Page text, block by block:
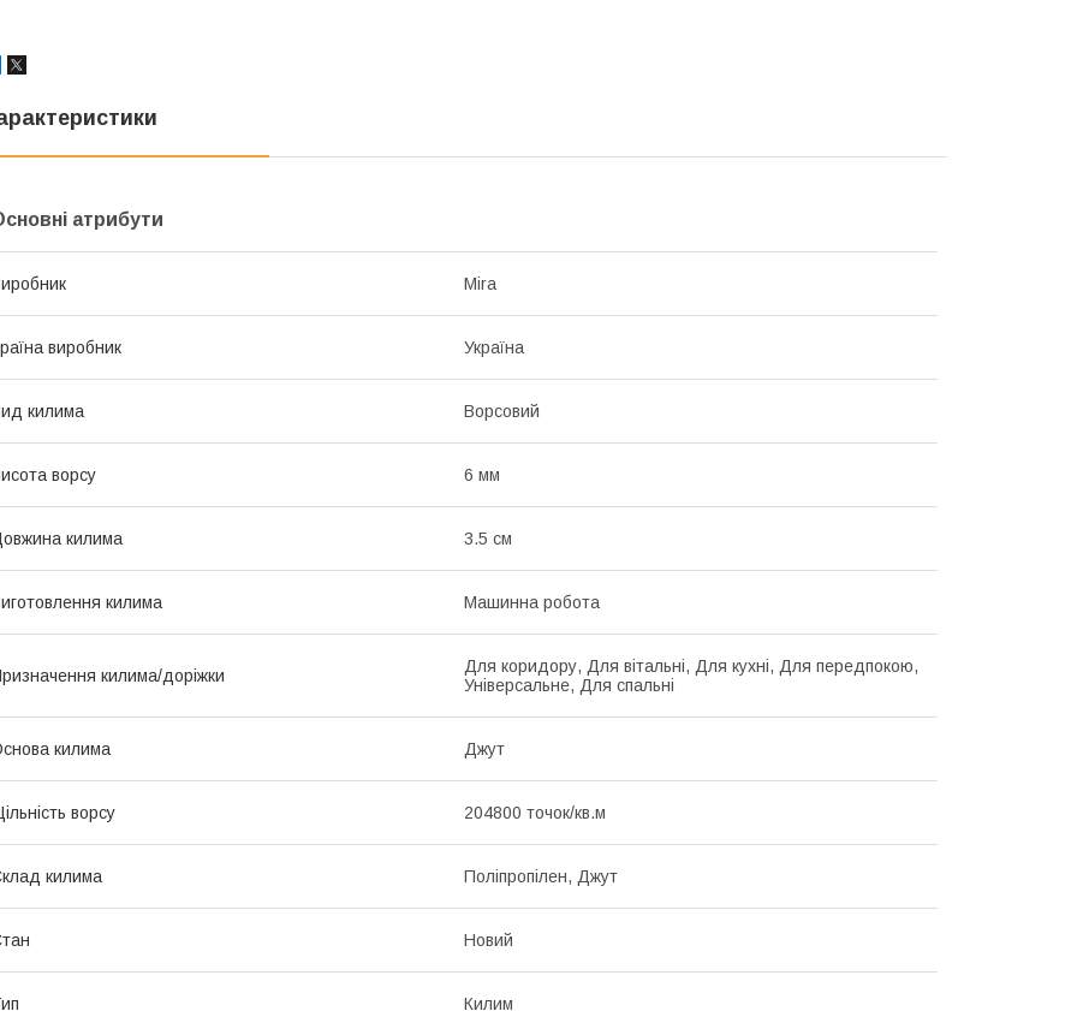
атрибути
Mira
виробник Україна
килима Ворсовий
ворсу 6 мм
килима 3.5 см
килима Машинна робота
килима/доріжки
Для коридору, Для вітальні, Для кухні, Для передпокою,
Універсальне, Для спальні
килима Джут
ворсу 204800 точок/кв.м
килима Поліпропілен, Джут
Новий
Килим